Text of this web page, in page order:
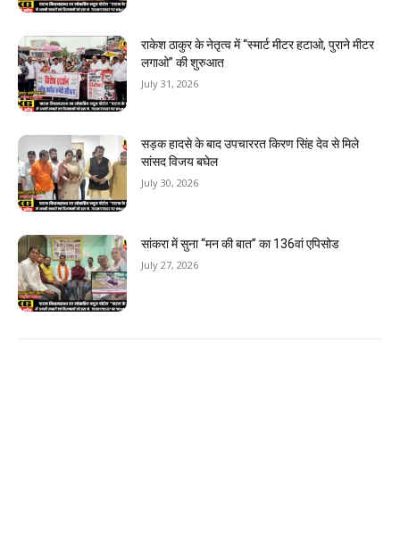
राकेश ठाकुर के नेतृत्व में “स्मार्ट मीटर हटाओ, पुराने मीटर
लगाओ” की शुरुआत
July 31, 2026
सड़क हादसे के बाद उपचाररत किरण सिंह देव से मिले
सांसद विजय बघेल
July 30, 2026
सांकरा में सुना “मन की बात” का 136वां एपिसोड
July 27, 2026